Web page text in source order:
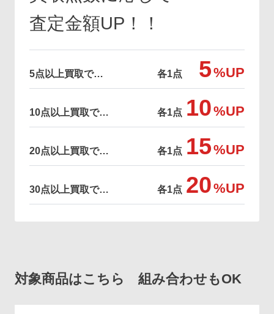
査定金額UP！！
5点以上買取で… 各1点 5%UP
10点以上買取で… 各1点 10%UP
20点以上買取で… 各1点 15%UP
30点以上買取で… 各1点 20%UP
対象商品はこちら 組み合わせもOK